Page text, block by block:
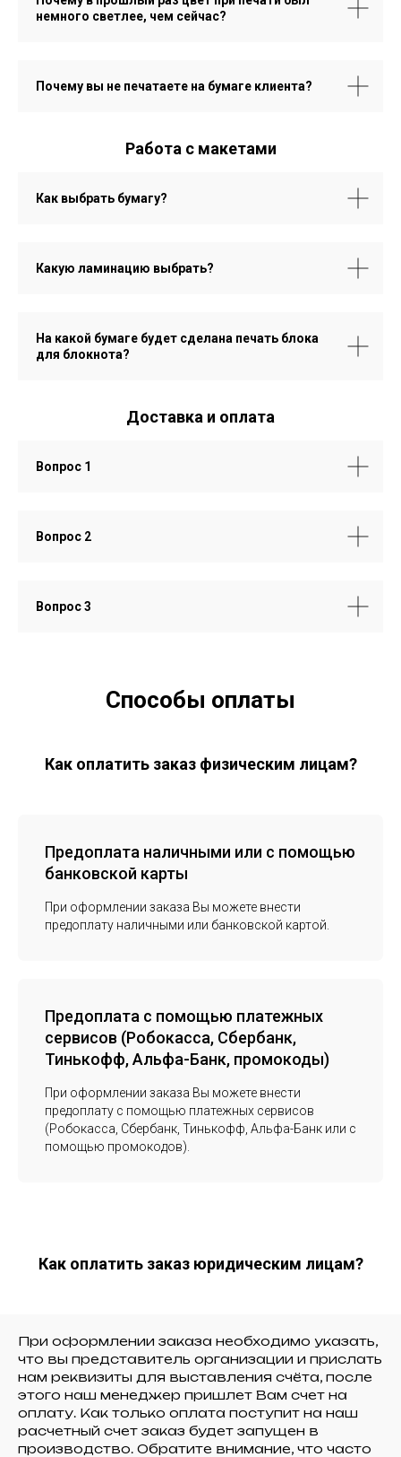
немного светлее, чем сейчас?
Почему вы не печатаете на бумаге клиента?
Работа с макетами
Как выбрать бумагу?
Какую ламинацию выбрать?
На какой бумаге будет сделана печать блока
для блокнота?
Доставка и оплата
Вопрос 1
Вопрос 2
Вопрос 3
Способы оплаты
Как оплатить заказ физическим лицам?
Предоплата наличными или с помощью
банковской карты
При оформлении заказа Вы можете внести
предоплату наличными или банковской картой.
Предоплата с помощью платежных
сервисов (Робокасса, Сбербанк,
Тинькофф, Альфа-Банк, промокоды)
При оформлении заказа Вы можете внести
предоплату с помощью платежных сервисов
(Робокасса, Сбербанк, Тинькофф, Альфа-Банк или с
помощью промокодов).
Как оплатить заказ юридическим лицам?
При оформлении заказа необходимо указать,
что вы представитель организации и прислать
нам реквизиты для выставления счёта, после
этого наш менеджер пришлет Вам счет на
оплату. Как только оплата поступит на наш
расчетный счет заказ будет запущен в
производство. Обратите внимание, что часто